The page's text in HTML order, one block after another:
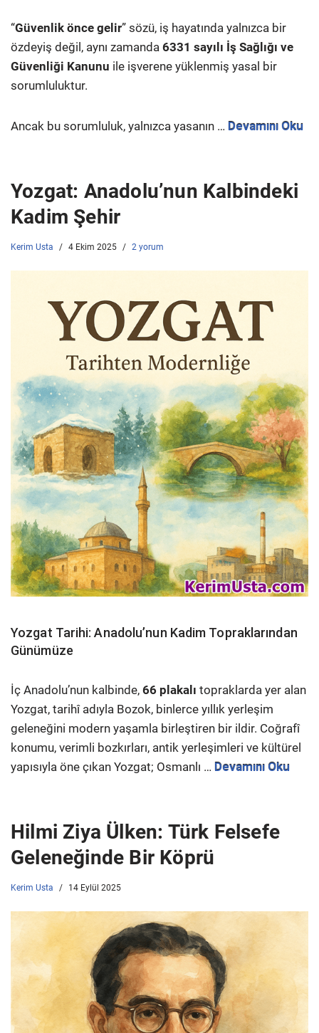
“Güvenlik önce gelir” sözü, iş hayatında yalnızca bir
özdeyiş değil, aynı zamanda 6331 sayılı İş Sağlığı ve
Güvenliği Kanunu ile işverene yüklenmiş yasal bir
sorumluluktur.
Ancak bu sorumluluk, yalnızca yasanın … Devamını Oku
Yozgat: Anadolu’nun Kalbindeki
Kadim Şehir
Kerim Usta 4 Ekim 2025 2 yorum
Yozgat Tarihi: Anadolu’nun Kadim Topraklarından
Günümüze
İç Anadolu’nun kalbinde, 66 plakalı topraklarda yer alan
Yozgat, tarihî adıyla Bozok, binlerce yıllık yerleşim
geleneğini modern yaşamla birleştiren bir ildir. Coğrafî
konumu, verimli bozkırları, antik yerleşimleri ve kültürel
yapısıyla öne çıkan Yozgat; Osmanlı … Devamını Oku
Hilmi Ziya Ülken: Türk Felsefe
Geleneğinde Bir Köprü
Kerim Usta 14 Eylül 2025